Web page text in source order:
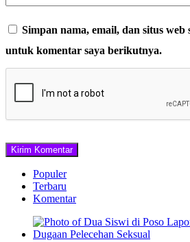
Simpan nama, email, dan situs
untuk komentar saya berikutnya.
Populer
Terbaru
Komentar